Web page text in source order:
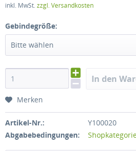
inkl. MwSt.zzgl. Versandkosten
Gebindegröße:
Bitte wählen
In den
Merken
Artikel-Nr.:
Y100020
Abgabebedingungen: